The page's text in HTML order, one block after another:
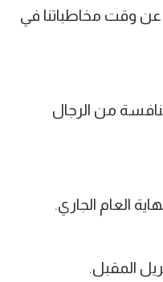
عن وقت مخاطباتنا في
بمشاركة 4 فرق في كل منافسة من الرجال
العام الجاري.